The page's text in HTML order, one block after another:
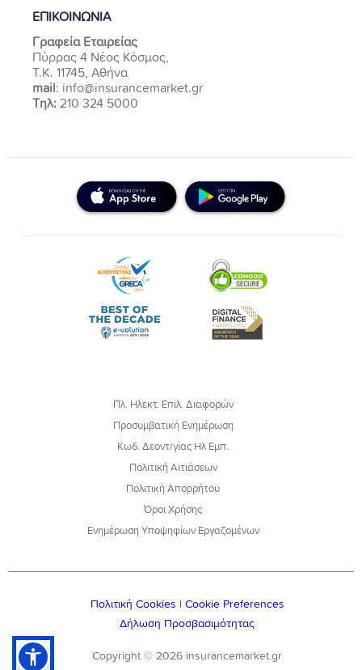
ΕΠΙΚΟΙΝΩΝΙΑ
Γραφεία Εταιρείας
Πύρρας 4 Νέος Κόσμος,
Τ.Κ. 11745, Αθήνα
mail : info@insurancemarket.gr
Τηλ: 210 324 5000
Πλ. Ηλεκτ. Επιλ. Διαφορών
Προσυμβατική Ενημέρωση
Κωδ. Δεοντ/γίας Ηλ Εμπ.
Πολιτική Αιτιάσεων
Πολιτική Απορρήτου
Όροι Χρήσης
Ενημέρωση Υποψηφίων Εργαζομένων
Πολιτική Cookies | Cookie Preferences
Δήλωση Προσβασιμότητας
Copyright © 2026 insurancemarket.gr